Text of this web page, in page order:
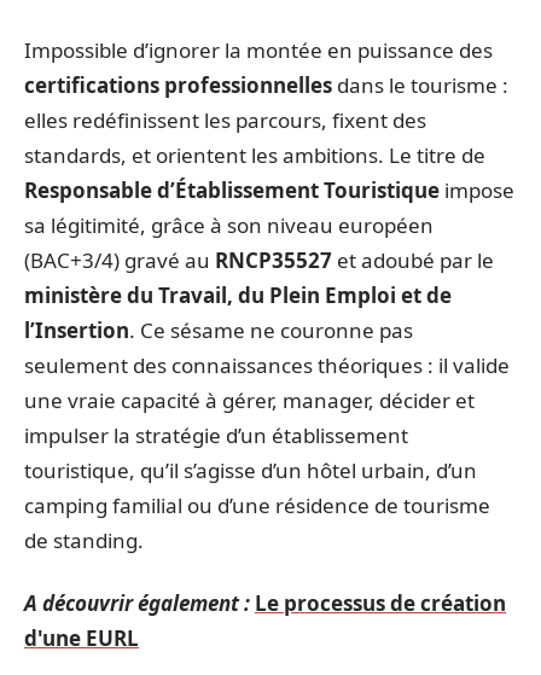
Impossible d’ignorer la montée en puissance des
certifications professionnelles dans le tourisme :
elles redéfinissent les parcours, fixent des
standards, et orientent les ambitions. Le titre de
Responsable d’Établissement Touristique impose
sa légitimité, grâce à son niveau européen
(BAC+3/4) gravé au RNCP35527 et adoubé par le
ministère du Travail, du Plein Emploi et de
l’Insertion. Ce sésame ne couronne pas
seulement des connaissances théoriques : il valide
une vraie capacité à gérer, manager, décider et
impulser la stratégie d’un établissement
touristique, qu’il s’agisse d’un hôtel urbain, d’un
camping familial ou d’une résidence de tourisme
de standing.
A découvrir également : Le processus de création
d'une EURL